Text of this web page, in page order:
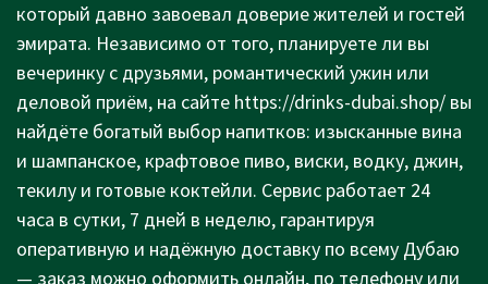
который давно завоевал доверие жителей и гостей
эмирата. Независимо от того, планируете ли вы
вечеринку с друзьями, романтический ужин или
деловой приём, на сайте https://drinks-dubai.shop/ вы
найдёте богатый выбор напитков: изысканные вина
и шампанское, крафтовое пиво, виски, водку, джин,
текилу и готовые коктейли. Сервис работает 24
часа в сутки, 7 дней в неделю, гарантируя
оперативную и надёжную доставку по всему Дубаю
— заказ можно оформить онлайн, по телефону или